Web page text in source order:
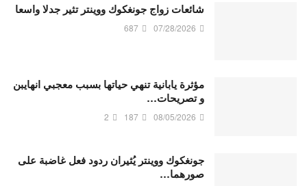
شائعات زواج جونغكوك ووينتر تثير جدلا واسعا
07/28/2026
687
مؤثرة يابانية تنهي حياتها بسبب معجبي انهايبن
و تصريحات…
08/05/2026
187
2
جونغكوك ووينتر يُثيران ردود فعل غاضبة على
صورهما…